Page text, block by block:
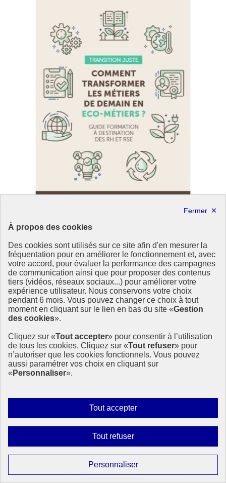
À propos des cookies
Des cookies sont utilisés sur ce site afin d'en mesurer la
fréquentation pour en améliorer le fonctionnement et, avec
votre accord, pour évaluer la performance des campagnes
de communication ainsi que pour proposer des contenus
tiers (vidéos, réseaux sociaux...) pour améliorer votre
expérience utilisateur. Nous conservons votre choix
pendant 6 mois. Vous pouvez changer ce choix à tout
moment en cliquant sur le lien en bas du site «Gestion
des cookies».
Cliquez sur «Tout accepter» pour consentir à l’utilisation
de tous les cookies. Cliquez sur «Tout refuser» pour
n’autoriser que les cookies fonctionnels. Vous pouvez
aussi paramétrer vos choix en cliquant sur
« Personnaliser».
Tout accepterAutoriser
tous
Tout refuserInterdire
tous
PersonnaliserParamétrer
les
enjeux environnementaux
Dans un contexte d’urgence écologique, le Volontariat international
d’échange et de solidarité (V.I.E.S.) apparaît comme un outil concret
et porteur de solutions. Une étude menée par France Volontaires,
avec le soutien du ministère de l’Europe et (…)
21 juillet 2025 - À l’International - En France